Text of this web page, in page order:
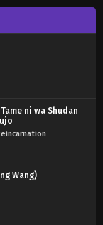
ni wa Shudan
Wang)